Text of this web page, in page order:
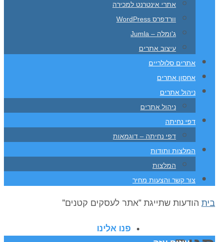
אתרי אינטרנט למכירה
וורדפרס WordPress
ג'ומלה – Jumla
עיצוב אתרים
אתרים סלולריים
אחסון אתרים
ניהול אתרים
ניהול אתרים
דפי נחיתה
דפי נחיתה – דוגמאות
המלצות ותודות
המלצות
צור קשר והצעות מחיר
בית הודעות שתייגת "אתר לעסקים קטנים"
פנו אלינו